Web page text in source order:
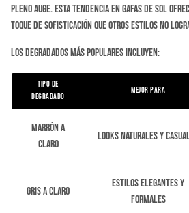
pleno auge. Esta tendencia en gafas de sol
toque de sofisticación que otros estilos no
Los degradados más populares incluyen:
Tipo de
Degradado
Mejor Para
Marrón a
claro
Looks naturales y
Gris a claro
Estilos elegantes y
formales